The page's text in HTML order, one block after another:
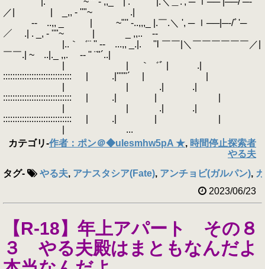
／| | _,, - ''"~ .|
‐- ..,, _ | ~"'' -..,,,_ |.￣.＼ ', ─ ｌ──|─‐/ﾞ'─
／ .| . _, - ''"~ | _ ,,.. -‐
|..｀゛¨ '' ‐- ...,, _.|. ''l ￣￣|＼￣￣￣￣￣￣／|
￣￣.| ~ ..|._ ,,. -‐ '' ¨"´..|
| | ｀゛ﾞ | .|
::::::::::::::::::::::::::::: | .|''''"´ | |
| | .| .|
::::::::::::::::::::::::::::: | .| | |
| | .| .|
::::::::::::::::::::::::::::: | .| | |
| ...
カテゴリ-作者：ポン＠◆uIesmhw5pA ★, 時間停止探索者
やる夫
タグ- やる夫, アナスタシア(Fate), アンチョビ(ガルパン),
2023/06/23
【R-18】年上アパート その８
３ やる夫殿はまともなんだよ